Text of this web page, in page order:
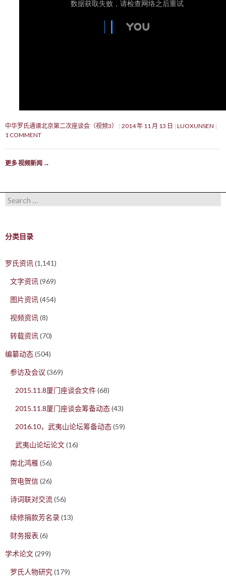
中华罗氏通谱北京第二次座谈会（视频3） 2014 年 11 月 13 日
LUOXUNSEN
1 COMMENT
更多 视频新闻 →
Search for:
分类目录
罗氏资讯(1,141)
文字资讯(969)
图片资讯(454)
视频资讯(8)
转载资讯(70)
编纂动态(504)
参访及会议 (369)
2015.11.8厦门座谈会文件(68)
2015.11.8厦门座谈会筹备动态(43)
2016.10，武夷山论坛筹备动态(59)
武夷山论坛论文(16)
南北鸿雁(56)
贺电贺信(26)
诗词联对交流(56)
续修捐款芳名录(13)
财务报表 (6)
学术论文(299)
罗氏人物研究(179)